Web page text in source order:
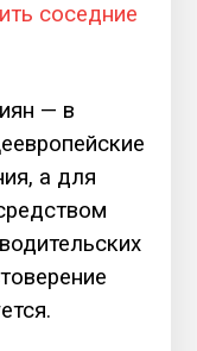
соседние
— в
а для